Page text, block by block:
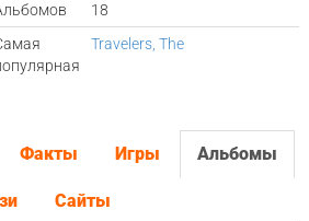
18
Travelers, The
Факты Игры Альбомы
Сайты